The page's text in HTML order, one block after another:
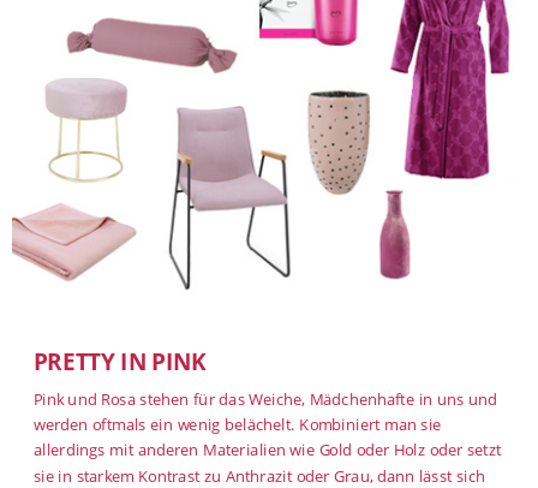
PRETTY IN PINK
Pink und Rosa stehen für das Weiche, Mädchenhafte in uns und
werden oftmals ein wenig belächelt. Kombiniert man sie
allerdings mit anderen Materialien wie Gold oder Holz oder setzt
sie in starkem Kontrast zu Anthrazit oder Grau, dann lässt sich